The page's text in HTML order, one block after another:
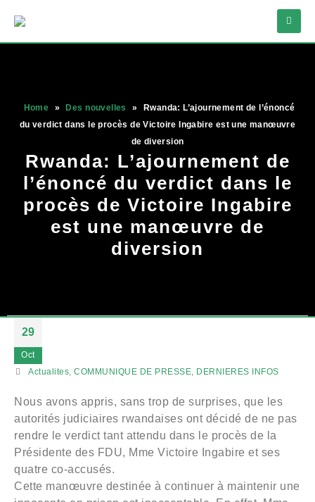
Home » Des nouvelles »
Rwanda: L’ajournement de l’énoncé
du verdict dans le procès de Victoire Ingabire est une manœuvre
de diversion
Rwanda: L’ajournement de
l’énoncé du verdict dans le
procès de Victoire Ingabire
est une manœuvre de
diversion
29
Oct
Actualites ,COMMUNIQUE DE PRESSE DERNIERES INFOS
Nous avons appris, sans trop de surprises, que les
autorités judiciaires rwandaises ont décidé de ne pas
rendre le verdict tant attendu dans le procès de la
Présidente des FDU, Mme Victoire Ingabire et ses
quatre co-accusés.
Cette manœuvre destinée à continuer à maintenir une